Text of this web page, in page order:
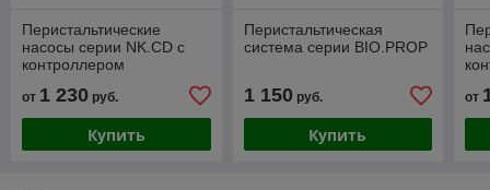
Перистальтические
насосы серии NK.CD с
контроллером
от 1 230 руб.
Купить
Перистальтическая
система серии BIO.PROP
1 150руб.
Купить
от